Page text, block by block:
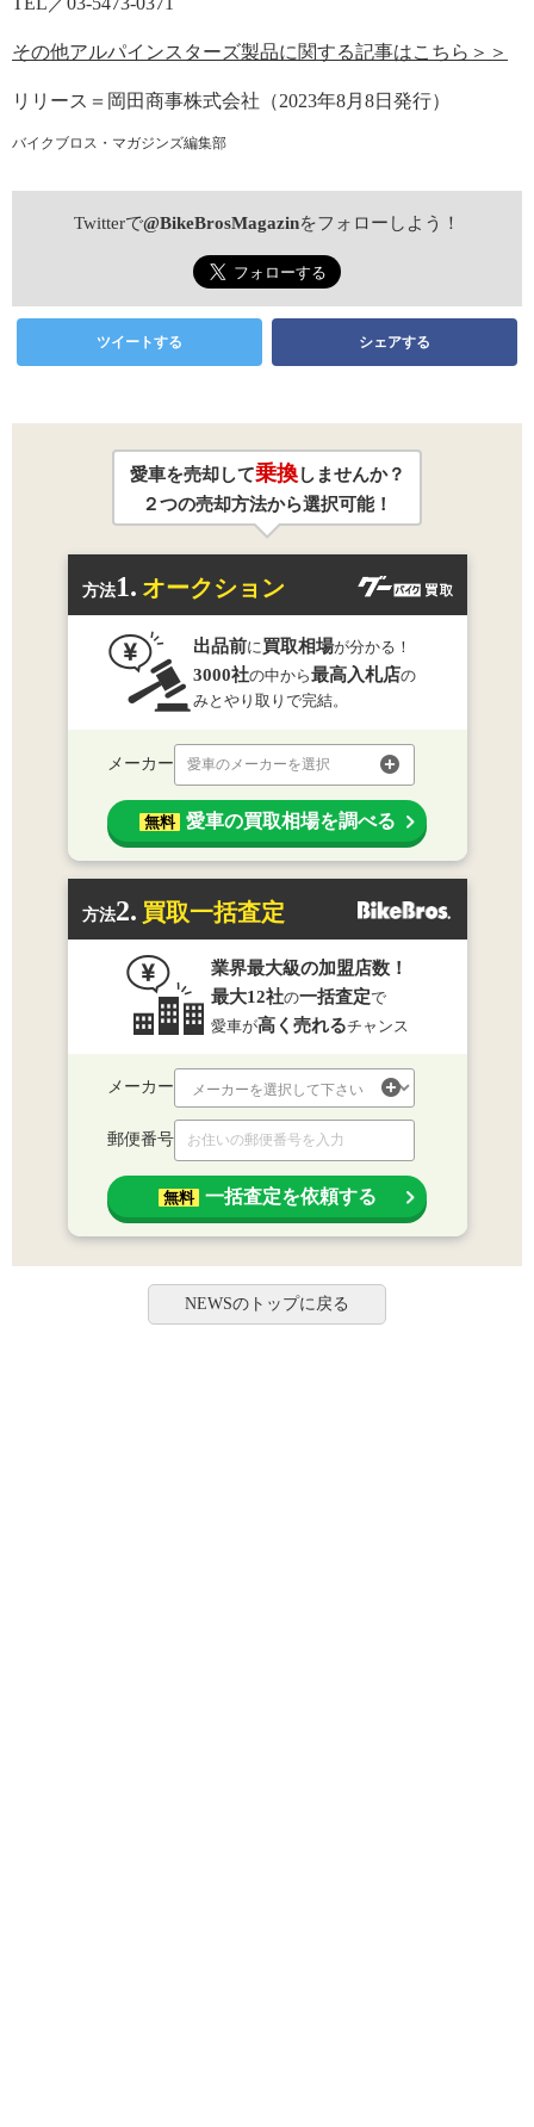
その他アルパインスターズ製品に関する記事はこちら＞＞
リリース＝岡田商事株式会社（2023年8月8日発行）
バイクブロス・マガジンズ編集部
Twitterで@BikeBrosMagazinをフォローしよう！
ツイートする シェアする
愛車を売却して乗換しませんか？
２つの売却方法から選択可能！
方法1. オークション
出品前に 買取相場が分かる！
3000社の中から最高入札店の
みとやり取りで完結。
メーカー 愛車のメーカーを選択
無料 愛車の買取相場を調べる
方法2. 買取一括査定
業界最大級の加盟店数！
最大12社の一括査定で
愛車が高く売れるチャンス
メーカー
郵便番号
無料 一括査定を依頼する
NEWSのトップに戻る